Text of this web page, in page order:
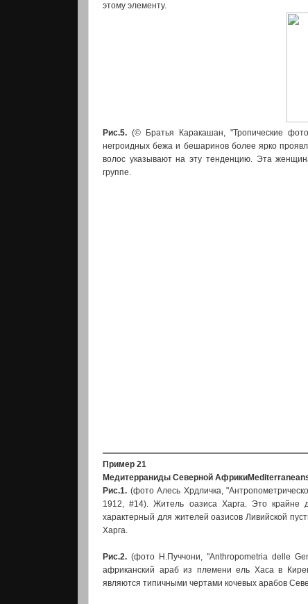
этому элементу.
Рис.5. (© Братья Каракашан, "Тропические
негроидных бежа и бешаринов более ярко
волос указывают на эту тенденцию. Эта
группе.
Пример 21
Медитерраниды Северной Африки
Рис.1. (фото Алесь Хрдличка,
1912, #14). Житель оазиса Харга. Это крайне
характерный для жителей оазисов Ливийской
Харга.
Рис.2. (фото Н.Пуччони, "Anthropometria delle
африканский араб из племени ель Хаса в
являются типичными чертами кочевых арабов